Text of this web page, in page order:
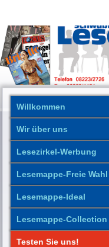
Willkommen
Wir über uns
Lesezirkel-Werbung
Lesemappe-Freie Wahl
Lesemappe-Ideal
Lesemappe-Collection
Testen Sie uns!